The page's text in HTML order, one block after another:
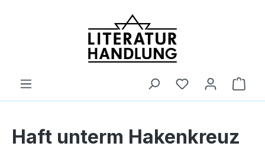
Haft unterm Hakenkreuz